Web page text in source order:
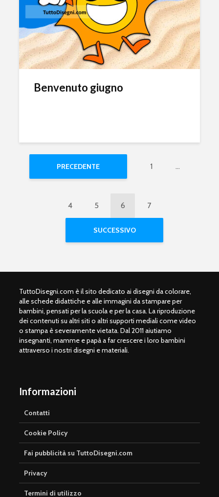
Benvenuto giugno
PRECEDENTE 1 …
4 5 6 7
SUCCESSIVO
TuttoDisegni.com è il sito dedicato ai disegni da colorare,
alle schede didattiche e alle immagini da stampare per
bambini, pensati per la scuola e per la casa. La riproduzione
dei contenuti su altri siti o altri supporti mediali come video
o stampa è severamente vietata. Dal 2011 aiutiamo
insegnanti, mamme e papà a far crescere i loro bambini
attraverso i nostri disegni e materiali.
Informazioni
Contatti
Cookie Policy
Fai pubblicità su TuttoDisegni.com
Privacy
Termini di utilizzo